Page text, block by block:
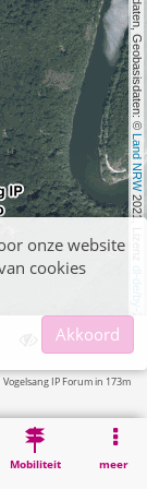
, Kartendaten, Geobasisdaten: ©
Land NRW
2021, Lizenz
dl-de/by-2-0
Mobiliteit meer
Vogelsang IP Forum in 173m
onze website
cookies
Akkoord